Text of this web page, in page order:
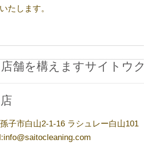
たします。
舗を構えますサイトウ
子市白山2-1-16 ラシュレー白山101